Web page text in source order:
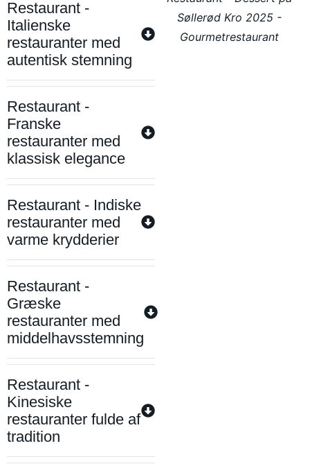
Restaurant -
Italienske
restauranter med
autentisk stemning
Restaurant -
Franske
restauranter med
klassisk elegance
Restaurant - Indiske
restauranter med
varme krydderier
Restaurant -
Græske
restauranter med
middelhavsstemning
Restaurant -
Kinesiske
restauranter fulde af
tradition
Søllerød Kro 2025 -
Gourmetrestaurant